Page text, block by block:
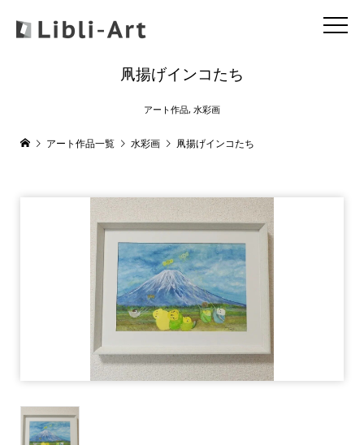
凧揚げインコたち
アート作品, 水彩画
アート作品一覧 水彩画 凧揚げインコたち